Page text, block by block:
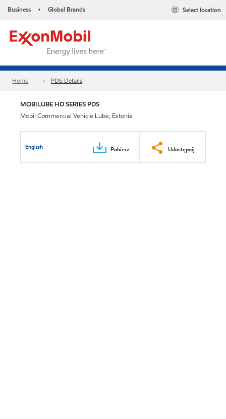
Business • Global Brands Select location
Home PDS Details
MOBILUBE HD SERIES PDS
Mobil Commercial Vehicle Lube, Estonia
English Pobierz Udostępnij